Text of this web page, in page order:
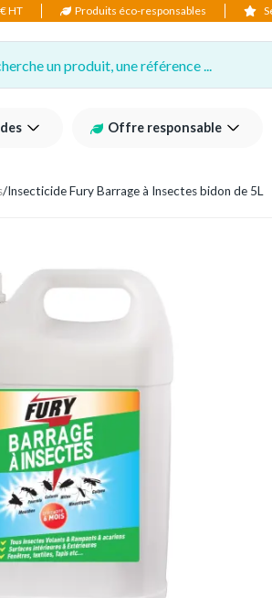
HT Produits éco-responsables
un produit, une référence ...
Offre responsable
/Insecticide Fury Barrage à Insectes bidon de 5L